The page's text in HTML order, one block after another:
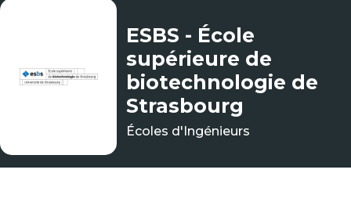
ESBS - École
supérieure de
biotechnologie de
Strasbourg
Écoles d'Ingénieurs